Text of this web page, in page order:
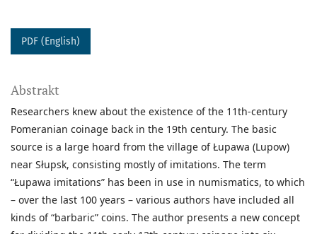
PDF (English)
Abstrakt
Researchers knew about the existence of the 11th-century
Pomeranian coinage back in the 19th century. The basic
source is a large hoard from the village of Łupawa (Lupow)
near Słupsk, consisting mostly of imitations. The term
“Łupawa imitations” has been in use in numismatics, to which
– over the last 100 years – various authors have included all
kinds of “barbaric” coins. The author presents a new concept